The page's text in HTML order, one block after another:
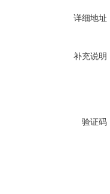
详细地址
补充说明
验证码